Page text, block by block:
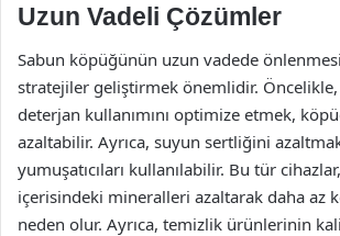
Uzun Vadeli Çözümler
Sabun köpüğünün uzun vadede
stratejiler geliştirmek önemlidir.
deterjan kullanımını optimize etmek,
azaltabilir. Ayrıca, suyun sertliğini
yumuşatıcıları kullanılabilir. Bu tür
içerisindeki mineralleri azaltarak daha az
neden olur. Ayrıca, temizlik ürünlerinin